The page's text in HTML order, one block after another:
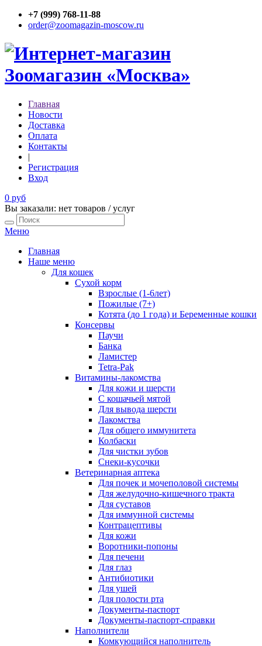
+7 (999) 768-11-88
order@zoomagazin-moscow.ru
Главная
Новости
Доставка
Оплата
Контакты
|
Регистрация
Вход
0 руб
Вы заказали: нет товаров / услуг
Меню
Главная
Наше меню
Для кошек
Сухой корм
Взрослые (1-6лет)
Пожилые (7+)
Котята (до 1 года) и Беременные кошки
Консервы
Паучи
Банка
Ламистер
Tetra-Pak
Витамины-лакомства
Для кожи и шерсти
С кошачьей мятой
Для вывода шерсти
Лакомства
Для общего иммунитета
Колбаски
Для чистки зубов
Снеки-кусочки
Ветеринарная аптека
Для почек и мочеполовой системы
Для желудочно-кишечного тракта
Для суставов
Для иммунной системы
Контрацептивы
Для кожи
Воротники-попоны
Для печени
Для глаз
Антибиотики
Для ушей
Для полости рта
Документы-паспорт
Документы-паспорт-справки
Наполнители
Комкующийся наполнитель